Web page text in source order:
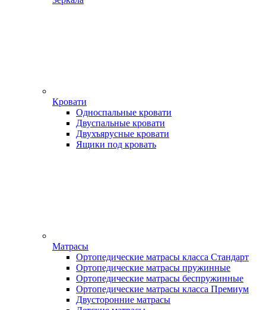
Кровати
Односпальные кровати
Двуспальные кровати
Двухъярусные кровати
Ящики под кровать
Матрасы
Ортопедические матрасы класса Стандарт
Ортопедические матрасы пружинные
Ортопедические матрасы беспружинные
Ортопедические матрасы класса Премиум
Двусторонние матрасы